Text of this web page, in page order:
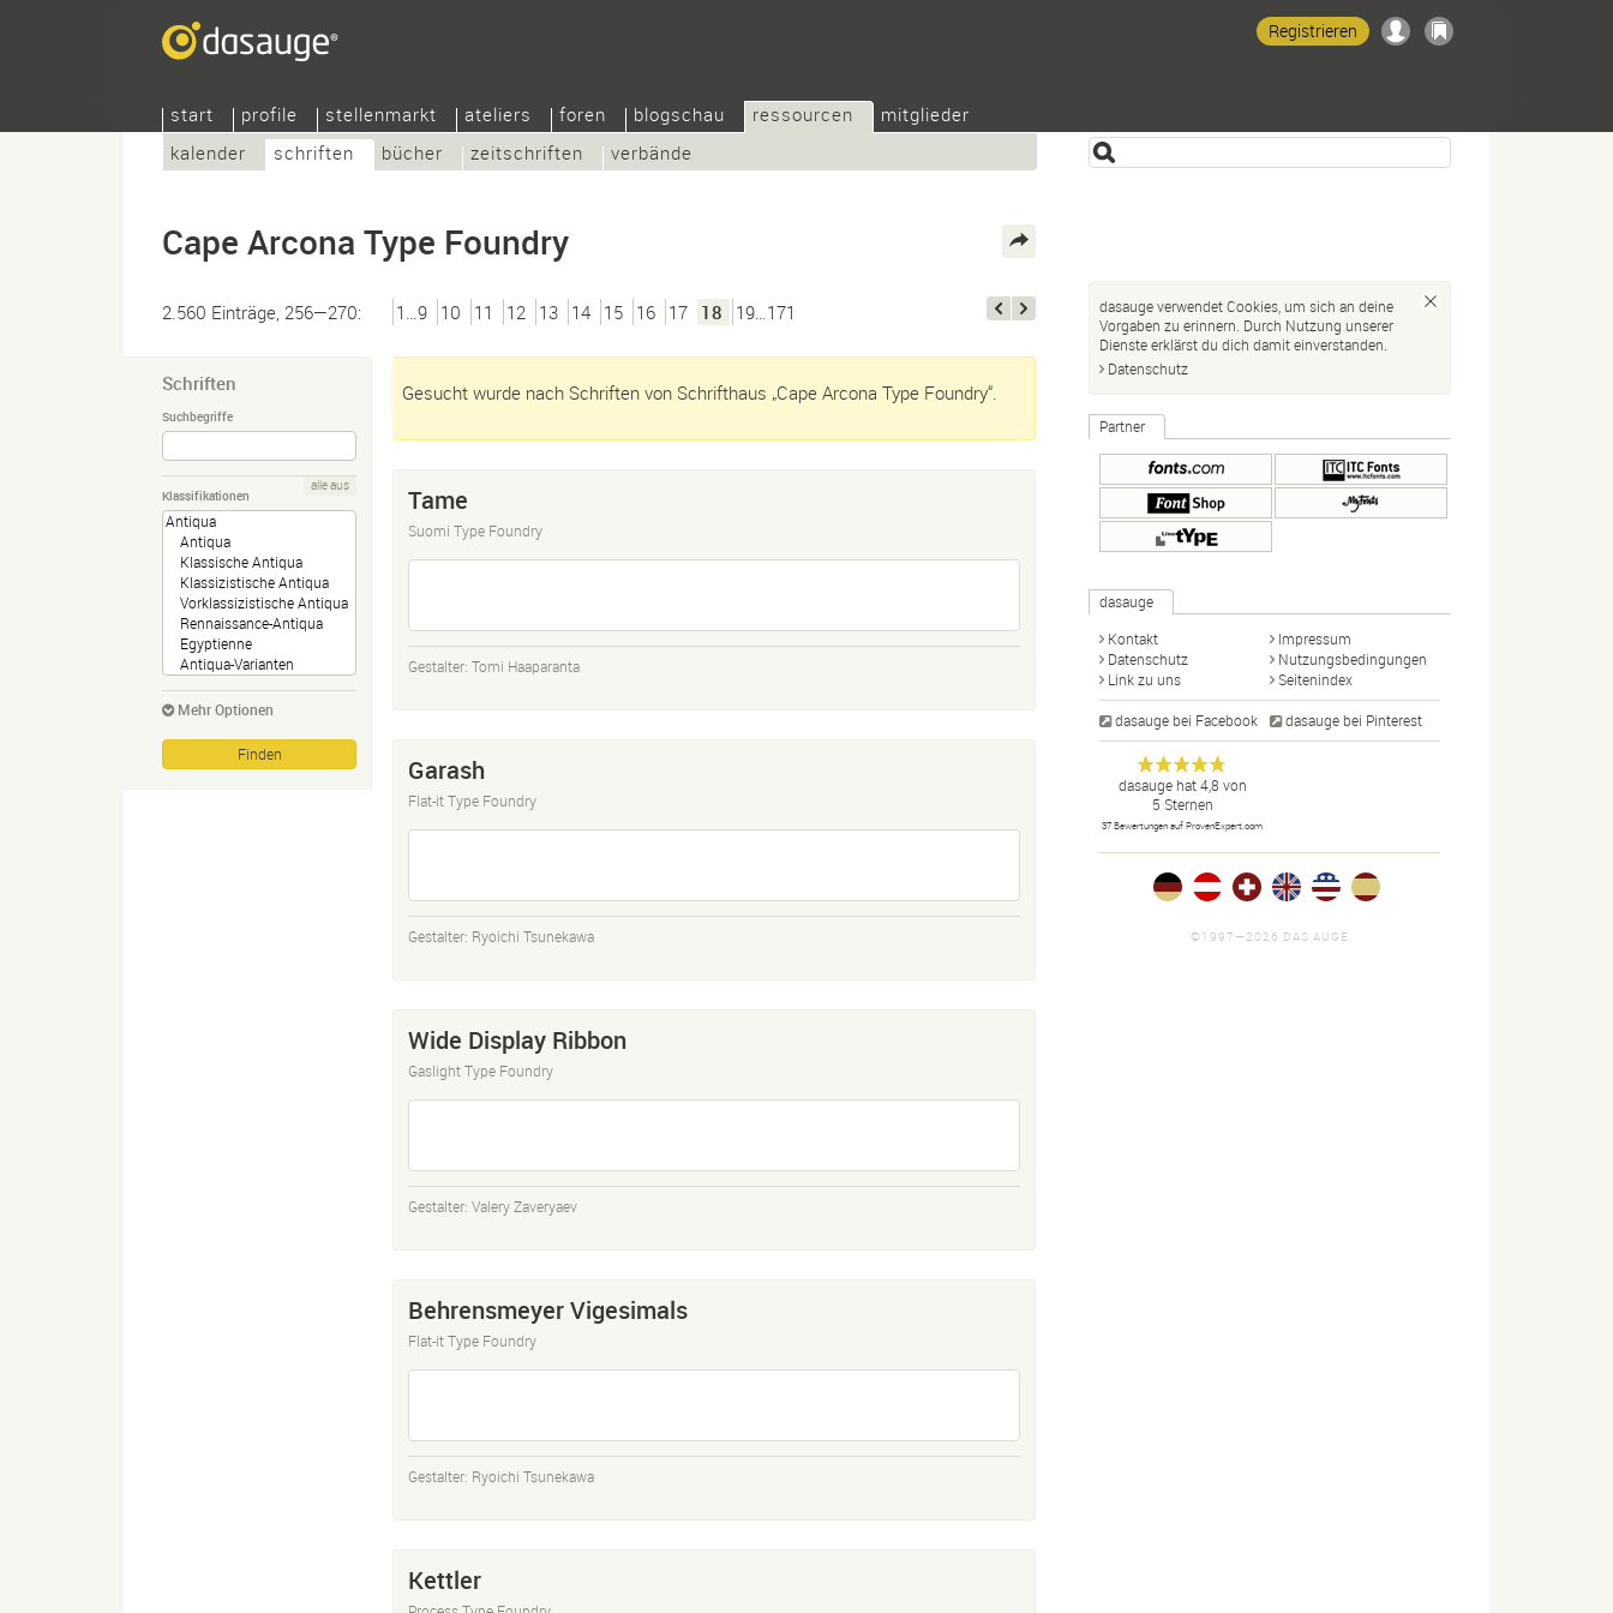
start profile stellenmarkt ateliers foren blogschau
ressourcen
kalender
schriften bücher zeitschriften verbände
mitglieder
Registrieren
Cape Arcona Type Foundry
2.560 Einträge, 256—270: 1…9 10 11 12 13 14 15 16 17 18 19…171
Schriften
Suchbegriffe
Klassifikationen
alle aus
Mehr Optionen
Gesucht wurde nach Schriften von Schrifthaus „Cape Arcona Type Foundry“.
Tame
Suomi Type Foundry
Gestalter: Tomi Haaparanta
Garash
Flat-it Type Foundry
Gestalter: Ryoichi Tsunekawa
Wide Display Ribbon
Gaslight Type Foundry
Gestalter: Valery Zaveryaev
Behrensmeyer Vigesimals
Flat-it Type Foundry
Gestalter: Ryoichi Tsunekawa
Kettler
dasauge verwendet Cookies, um sich an deine
Vorgaben zu erinnern. Durch Nutzung unserer
Dienste erklärst du dich damit einverstanden.
Datenschutz
Partner
dasauge
Kontakt
Impressum
Datenschutz
Nutzungsbedingungen
Link zu uns
Seitenindex
dasauge bei Facebook dasauge bei Pinterest
dasauge
Designer,
Fotografen,
Agenturen,
Portfolios
und Jobs.
Anonym
dasaugehat4,8 von
5 Sternen
37 Bewertungen auf ProvenExpert.com
©1997—2026 DAS AUGE